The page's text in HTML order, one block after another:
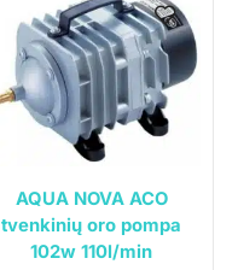
AQUA NOVA ACO
tvenkinių oro pompa
102w 110l/min